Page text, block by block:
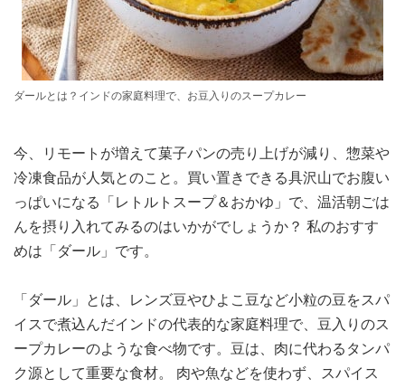
ダールとは？インドの家庭料理で、お豆入りのスープカレー
今、リモートが増えて菓子パンの売り上げが減り、惣菜や
冷凍食品が人気とのこと。買い置きできる具沢山でお腹い
っぱいになる「レトルトスープ＆おかゆ」で、温活朝ごは
んを摂り入れてみるのはいかがでしょうか？ 私のおすす
めは「ダール」です。
「ダール」とは、レンズ豆やひよこ豆など小粒の豆をスパ
イスで煮込んだインドの代表的な家庭料理で、豆入りのス
ープカレーのような食べ物です。豆は、肉に代わるタンパ
ク源として重要な食材。 肉や魚などを使わず、スパイス